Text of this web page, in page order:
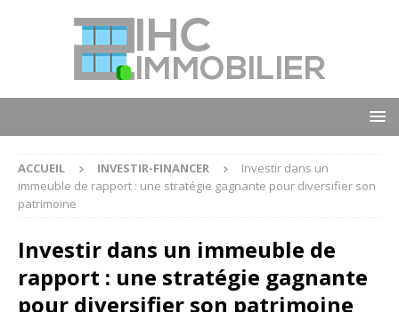
ACCUEIL INVESTIR-FINANCER
Investir dans un
immeuble de rapport : une stratégie gagnante pour diversifier son
patrimoine
Investir dans un immeuble de
rapport : une stratégie gagnante
pour diversifier son patrimoine